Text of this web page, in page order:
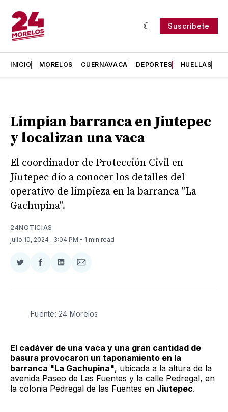
Suscríbete
INICIO MORELOS CUERNAVACA DEPORTES HUELLAS
Limpian barranca en Jiutepec
y localizan una vaca
El coordinador de Protección Civil en
Jiutepec dio a conocer los detalles del
operativo de limpieza en la barranca "La
Gachupina".
24NOTICIAS
julio 10, 2024 . 3:04 PM - 1 min read
Compartir
Twitter
Compartir
Facebook
Compartir
LinkedIn
Compartir
Email
Fuente: 24 Morelos
El cadáver de una vaca y una gran cantidad de
basura provocaron un taponamiento en la
barranca "La Gachupina", ubicada a la altura de la
avenida Paseo de Las Fuentes y la calle Pedregal, en
la colonia Pedregal de las Fuentes en Jiutepec.